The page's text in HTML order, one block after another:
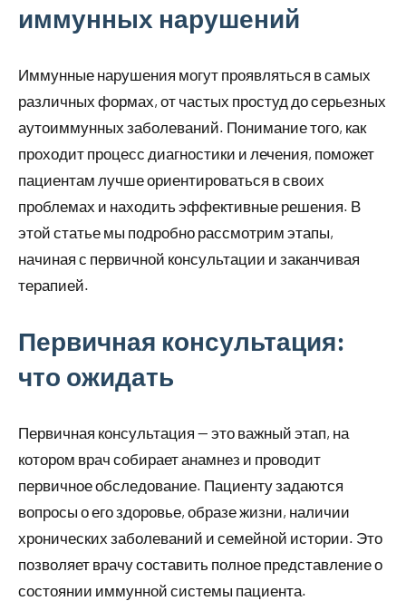
иммунных нарушений
Иммунные нарушения могут проявляться в самых
различных формах, от частых простуд до серьезных
аутоиммунных заболеваний. Понимание того, как
проходит процесс диагностики и лечения, поможет
пациентам лучше ориентироваться в своих
проблемах и находить эффективные решения. В
этой статье мы подробно рассмотрим этапы,
начиная с первичной консультации и заканчивая
терапией.
Первичная консультация:
что ожидать
Первичная консультация — это важный этап, на
котором врач собирает анамнез и проводит
первичное обследование. Пациенту задаются
вопросы о его здоровье, образе жизни, наличии
хронических заболеваний и семейной истории. Это
позволяет врачу составить полное представление о
состоянии иммунной системы пациента.